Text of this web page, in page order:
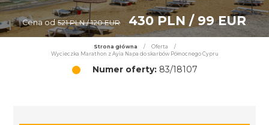
Cena od 521 PLN / 120 EUR 430 PLN / 99 EUR
Strona główna / Oferta
/
Wycieczka Marathon z Ayia Napa do skarbów Północnego Cypru
Numer oferty:83/18107